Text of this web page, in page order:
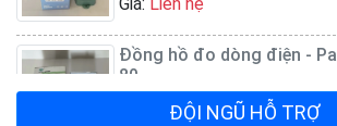
Đồng hồ đo dòng điện -
80
Giá:Liên hệ
ĐỘI NGŨ HỖ TRỢ